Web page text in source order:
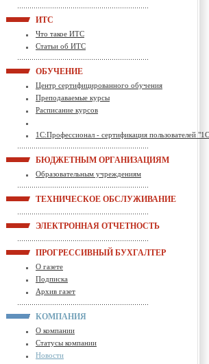
ИТС
Что такое ИТС
Статьи об ИТС
ОБУЧЕНИЕ
Центр сертифицированного обучения
Преподаваемые курсы
Расписание курсов
1С:Профессионал - сертификация пользователей
БЮДЖЕТНЫМ ОРГАНИЗАЦИЯМ
Образовательным учреждениям
ТЕХНИЧЕСКОЕ ОБСЛУЖИВАНИЕ
ЭЛЕКТРОННАЯ ОТЧЕТНОСТЬ
ПРОГРЕССИВНЫЙ БУХГАЛТЕР
О газете
Подписка
Архив газет
КОМПАНИЯ
О компании
Статусы компании
Новости